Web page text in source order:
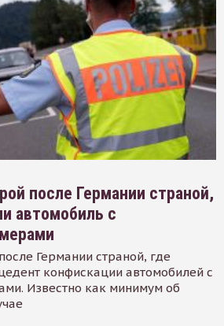
после Германии страной,
автомобиль с
Германии страной, где
конфискации автомобилей с
Известно как минимум об